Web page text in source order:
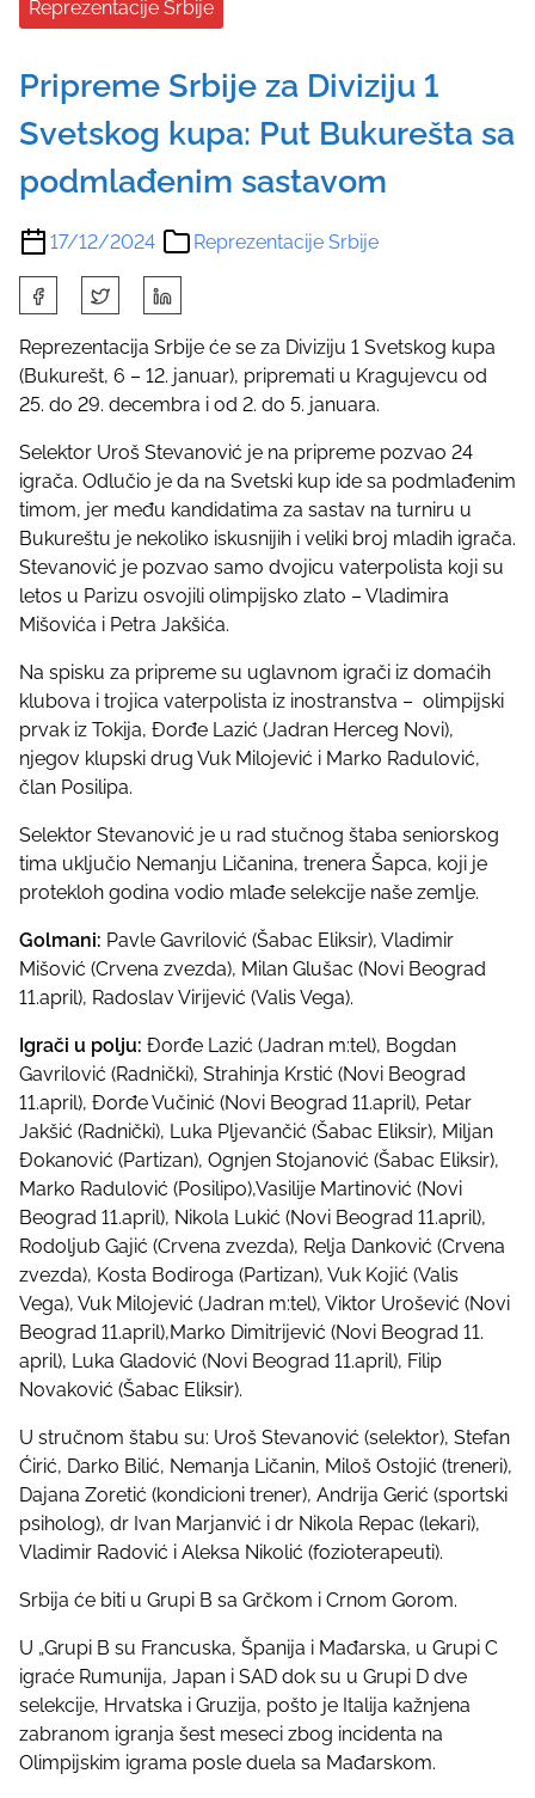
Reprezentacije Srbije
Pripreme Srbije za Diviziju 1
Svetskog kupa: Put Bukurešta sa
podmlađenim sastavom
17/12/2024 Reprezentacije Srbije
h
a
r
e
h
i
s
p
o
s
t
o
n
Reprezentacija Srbije će se za Diviziju 1 Svetskog kupa
(Bukurešt, 6 – 12. januar), pripremati u Kragujevcu od
25. do 29. decembra i od 2. do 5. januara.
Selektor Uroš Stevanović je na pripreme pozvao 24
igrača. Odlučio je da na Svetski kup ide sa podmlađenim
timom, jer među kandidatima za sastav na turniru u
Bukureštu je nekoliko iskusnijih i veliki broj mladih igrača.
Stevanović je pozvao samo dvojicu vaterpolista koji su
letos u Parizu osvojili olimpijsko zlato – Vladimira
Mišovića i Petra Jakšića.
Na spisku za pripreme su uglavnom igrači iz domaćih
klubova i trojica vaterpolista iz inostranstva – olimpijski
prvak iz Tokija, Đorđe Lazić (Jadran Herceg Novi),
njegov klupski drug Vuk Milojević i Marko Radulović,
član Posilipa.
Selektor Stevanović je u rad stučnog štaba seniorskog
tima uključio Nemanju Ličanina, trenera Šapca, koji je
protekloh godina vodio mlađe selekcije naše zemlje.
Golmani: Pavle Gavrilović (Šabac Eliksir), Vladimir
Mišović (Crvena zvezda), Milan Glušac (Novi Beograd
11.april), Radoslav Virijević (Valis Vega).
Igrači u polju: Đorđe Lazić (Jadran m:tel), Bogdan
Gavrilović (Radnički), Strahinja Krstić (Novi Beograd
11.april), Đorđe Vučinić (Novi Beograd 11.april), Petar
Jakšić (Radnički), Luka Pljevančić (Šabac Eliksir), Miljan
Đokanović (Partizan), Ognjen Stojanović (Šabac Eliksir),
Marko Radulović (Posilipo),Vasilije Martinović (Novi
Beograd 11.april), Nikola Lukić (Novi Beograd 11.april),
Rodoljub Gajić (Crvena zvezda), Relja Danković (Crvena
zvezda), Kosta Bodiroga (Partizan), Vuk Kojić (Valis
Vega), Vuk Milojević (Jadran m:tel), Viktor Urošević (Novi
Beograd 11.april),Marko Dimitrijević (Novi Beograd 11.
april), Luka Gladović (Novi Beograd 11.april), Filip
Novaković (Šabac Eliksir).
U stručnom štabu su: Uroš Stevanović (selektor), Stefan
Ćirić, Darko Bilić, Nemanja Ličanin, Miloš Ostojić (treneri),
Dajana Zoretić (kondicioni trener), Andrija Gerić (sportski
psiholog), dr Ivan Marjanvić i dr Nikola Repac (lekari),
Vladimir Radović i Aleksa Nikolić (fozioterapeuti).
Srbija će biti u Grupi B sa Grčkom i Crnom Gorom.
U „Grupi B su Francuska, Španija i Mađarska, u Grupi C
igraće Rumunija, Japan i SAD dok su u Grupi D dve
selekcije, Hrvatska i Gruzija, pošto je Italija kažnjena
zabranom igranja šest meseci zbog incidenta na
Olimpijskim igrama posle duela sa Mađarskom.